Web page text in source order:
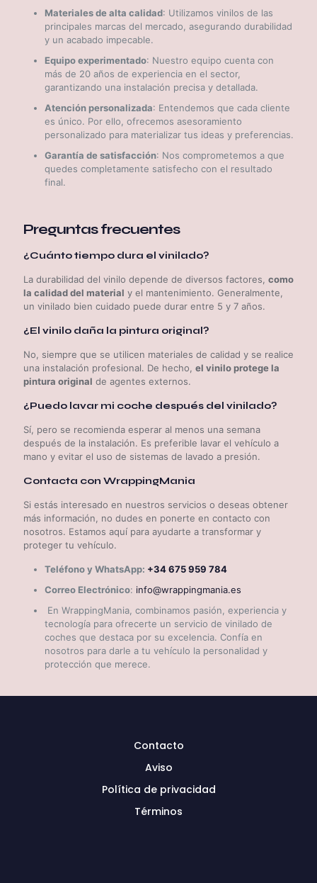
Materiales de alta calidad: Utilizamos vinilos de las
principales marcas del mercado, asegurando durabilidad
y un acabado impecable.
Equipo experimentado: Nuestro equipo cuenta con
más de 20 años de experiencia en el sector,
garantizando una instalación precisa y detallada.
Atención personalizada: Entendemos que cada cliente
es único. Por ello, ofrecemos asesoramiento
personalizado para materializar tus ideas y preferencias.
Garantía de satisfacción: Nos comprometemos a que
quedes completamente satisfecho con el resultado
final.
Preguntas frecuentes
¿Cuánto tiempo dura el vinilado?
La durabilidad del vinilo depende de diversos factores, como
la calidad del material y el mantenimiento. Generalmente,
un vinilado bien cuidado puede durar entre 5 y 7 años.
¿El vinilo daña la pintura original?
No, siempre que se utilicen materiales de calidad y se realice
una instalación profesional. De hecho, el vinilo protege la
pintura original de agentes externos.
¿Puedo lavar mi coche después del vinilado?
Sí, pero se recomienda esperar al menos una semana
después de la instalación. Es preferible lavar el vehículo a
mano y evitar el uso de sistemas de lavado a presión.
Contacta con WrappingMania
Si estás interesado en nuestros servicios o deseas obtener
más información, no dudes en ponerte en contacto con
nosotros. Estamos aquí para ayudarte a transformar y
proteger tu vehículo.
Teléfono y WhatsApp: +34 675 959 784
Correo Electrónico: info@wrappingmania.es
En WrappingMania, combinamos pasión, experiencia y
tecnología para ofrecerte un servicio de vinilado de
coches que destaca por su excelencia. Confía en
nosotros para darle a tu vehículo la personalidad y
protección que merece.
Contacto
Aviso
Política de privacidad
Términos